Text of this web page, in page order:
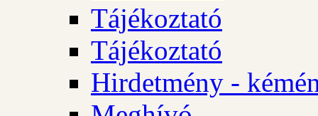
Tájékoztató
Tájékoztató
Hirdetmény -